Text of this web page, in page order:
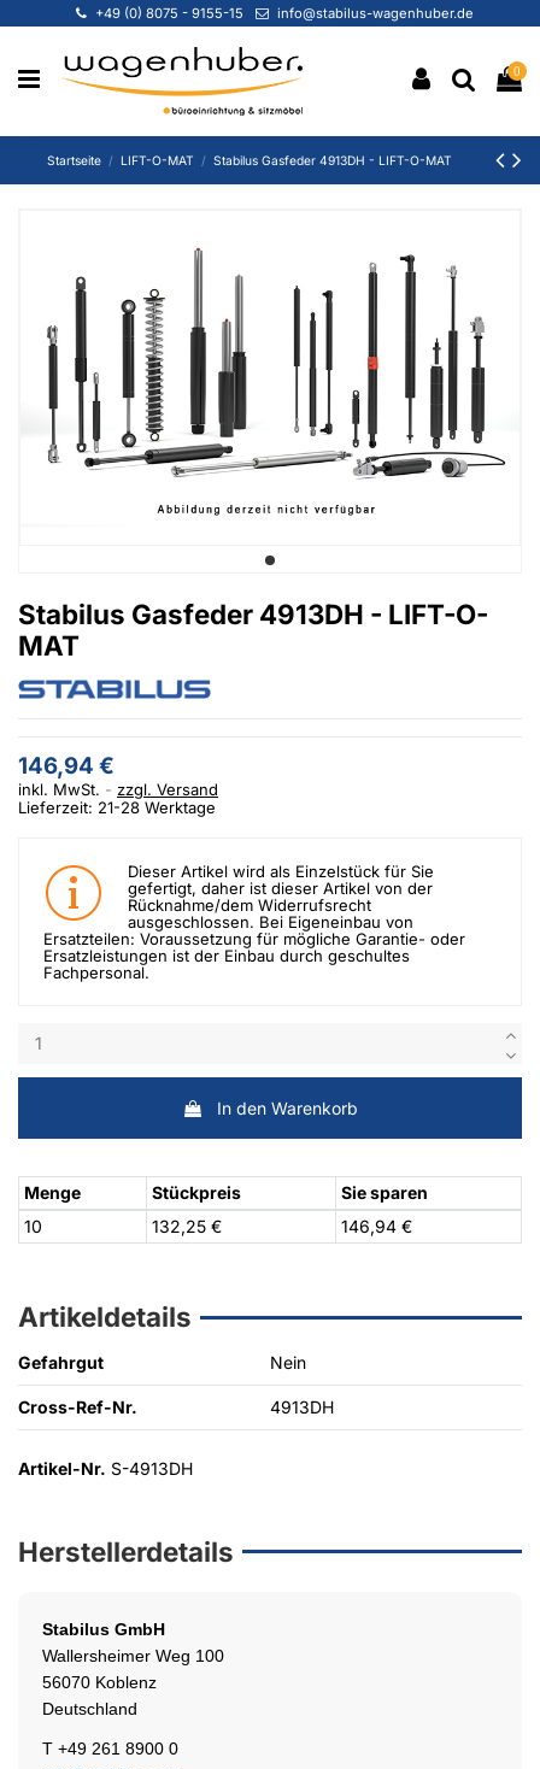
+49 (0) 8075 - 9155-15 info@stabilus-wagenhuber.de
0
Startseite LIFT-O-MAT Stabilus Gasfeder 4913DH - LIFT-O-MAT
Stabilus Gasfeder 4913DH - LIFT-O-
MAT
146,94 €
inkl. MwSt.
zzgl. Versand
Lieferzeit: 21-28 Werktage
Dieser Artikel wird als Einzelstück für Sie
gefertigt, daher ist dieser Artikel von der
Rücknahme/dem Widerrufsrecht
ausgeschlossen. Bei Eigeneinbau von
Ersatzteilen: Voraussetzung für mögliche Garantie- oder
Ersatzleistungen ist der Einbau durch geschultes
Fachpersonal.
In den Warenkorb
Menge Stückpreis
Sie sparen
10
132,25 € 146,94 €
Artikeldetails
Gefahrgut Nein
Cross-Ref-Nr. 4913DH
Artikel-Nr. S-4913DH
Herstellerdetails
Stabilus GmbH
Wallersheimer Weg 100
56070 Koblenz
Deutschland
T +49 261 8900 0